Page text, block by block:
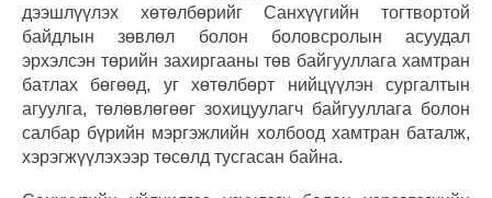
дээшлүүлэх хөтөлбөрийг Санхүүгийн тогтвортой
байдлын зөвлөл болон боловсролын асуудал
эрхэлсэн төрийн захиргааны төв байгууллага хамтран
батлах бөгөөд, уг хөтөлбөрт нийцүүлэн сургалтын
агуулга, төлөвлөгөөг зохицуулагч байгууллага болон
салбар бүрийн мэргэжлийн холбоод хамтран баталж,
хэрэгжүүлэхээр төсөлд тусгасан байна.